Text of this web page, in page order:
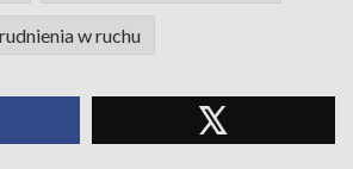
w ruchu